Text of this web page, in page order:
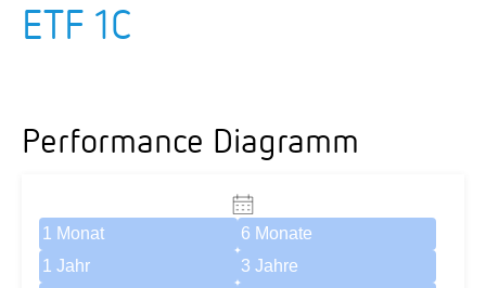
ETF 1C
Performance Diagramm
1 Monat
6 Monate
1 Jahr
3 Jahre